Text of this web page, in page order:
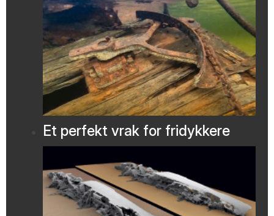
Et perfekt vrak for fridykkere